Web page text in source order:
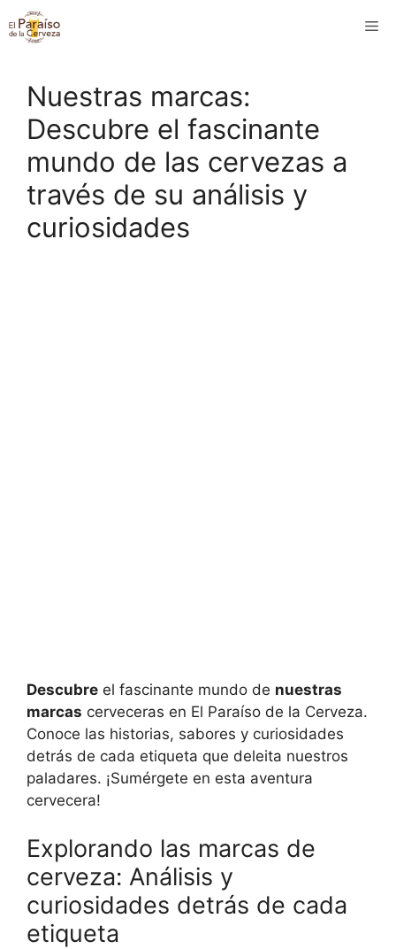
Saltar
al
Nuestras marcas:
Descubre el fascinante
mundo de las cervezas a
través de su análisis y
curiosidades
Descubre el fascinante mundo de nuestras
marcas cerveceras en El Paraíso de la Cerveza.
Conoce las historias, sabores y curiosidades
detrás de cada etiqueta que deleita nuestros
paladares. ¡Sumérgete en esta aventura
cervecera!
Explorando las marcas de
cerveza: Análisis y
curiosidades detrás de cada
etiqueta